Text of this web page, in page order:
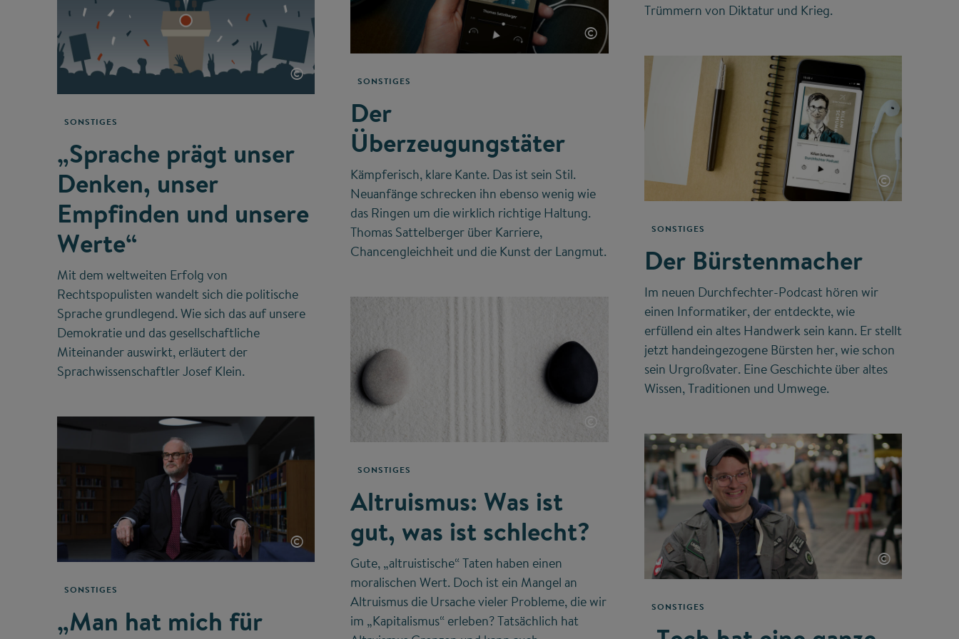
Trümmern von Diktatur und Krieg.
©
SONSTIGES
„Sprache prägt unser
Denken, unser
Empfinden und unsere
Werte“
Mit dem weltweiten Erfolg von
Rechtspopulisten wandelt sich die politische
Sprache grundlegend. Wie sich das auf unsere
Demokratie und das gesellschaftliche
Miteinander auswirkt, erläutert der
Sprachwissenschaftler Josef Klein.
©
SONSTIGES
Der
Überzeugungstäter
Kämpferisch, klare Kante. Das ist sein Stil.
Neuanfänge schrecken ihn ebenso wenig wie
das Ringen um die wirklich richtige Haltung.
Thomas Sattelberger über Karriere,
Chancengleichheit und die Kunst der Langmut.
©
SONSTIGES
Der Bürstenmacher
Im neuen Durchfechter-Podcast hören wir
einen Informatiker, der entdeckte, wie
erfüllend ein altes Handwerk sein kann. Er stellt
jetzt handeingezogene Bürsten her, wie schon
sein Urgroßvater. Eine Geschichte über altes
Wissen, Traditionen und Umwege.
©
SONSTIGES
„Man hat mich für
©
SONSTIGES
Altruismus: Was ist
gut, was ist schlecht?
Gute, „altruistische“ Taten haben einen
moralischen Wert. Doch ist ein Mangel an
Altruismus die Ursache vieler Probleme, die wir
im „Kapitalismus“ erleben? Tatsächlich hat
©
SONSTIGES